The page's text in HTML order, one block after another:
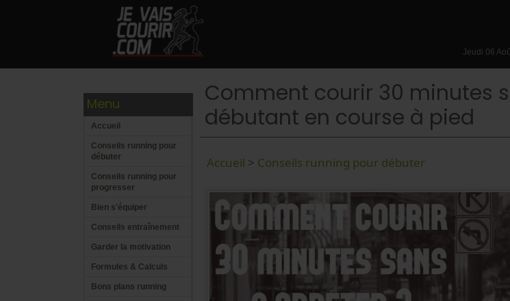
Jeudi 06
Menu
Accueil
Conseils running pour
débuter
Conseils running pour
progresser
Bien s'équiper
Conseils entraînement
Garder la motivation
Formules & Calculs
Bons plans running
Comment courir 30 minutes
débutant en course à pied
Accueil > Conseils running pour débuter